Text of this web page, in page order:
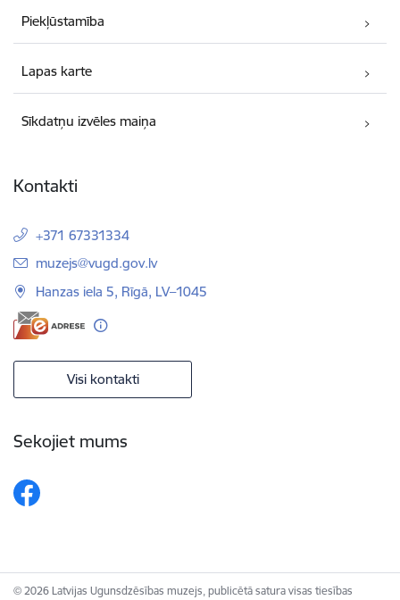
Piekļūstamība
Lapas karte
Sīkdatņu izvēles maiņa
Kontakti
+371 67331334
E-pasts:
muzejs@vugd.gov.lv
Hanzas iela 5, Rīgā, LV–1045
Visi kontakti
Sekojiet mums
© 2026 Latvijas Ugunsdzēsības muzejs, publicētā satura visas tiesības